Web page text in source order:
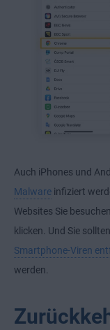
Auch iPhones und
Malware infiziert
Websites Sie
klicken. Und Sie
Smartphone-Viren
werden.